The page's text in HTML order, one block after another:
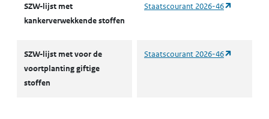
SZW-lijst met
kankerverwekkende stoffen
Staatscourant 2026-46
SZW-lijst met voor de
voortplanting giftige
stoffen
Staatscourant 2026-46